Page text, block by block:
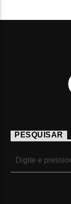
PESQUISAR